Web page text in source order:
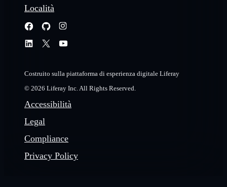
Località
Costruito sulla piattaforma di esperienza digitale Liferay
© 2026 Liferay Inc. All Rights Reserved.
Accessibilità
Legal
Compliance
Privacy Policy